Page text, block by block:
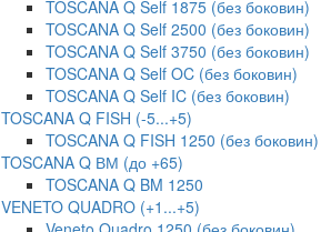
TOSCANA Q Self 1875 (без боковин)
TOSCANA Q Self 2500 (без боковин)
TOSCANA Q Self 3750 (без боковин)
TOSCANA Q Self OC (без боковин)
TOSCANA Q Self IC (без боковин)
TOSCANA Q FISH (-5...+5)
TOSCANA Q FISH 1250 (без боковин)
TOSCANA Q ВМ (до +65)
TOSCANA Q BM 1250
VENETO QUADRO (+1...+5)